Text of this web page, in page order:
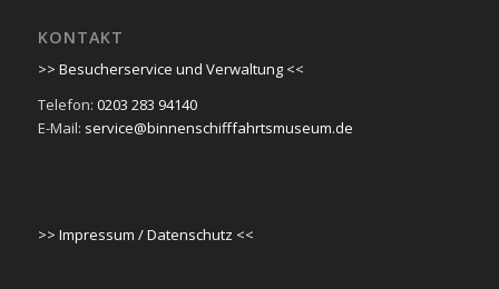
KONTAKT
>> Besucherservice und Verwaltung <<
Telefon: 0203 283 94140
E-Mail: service@binnenschifffahrtsmuseum.de
>> Impressum / Datenschutz <<